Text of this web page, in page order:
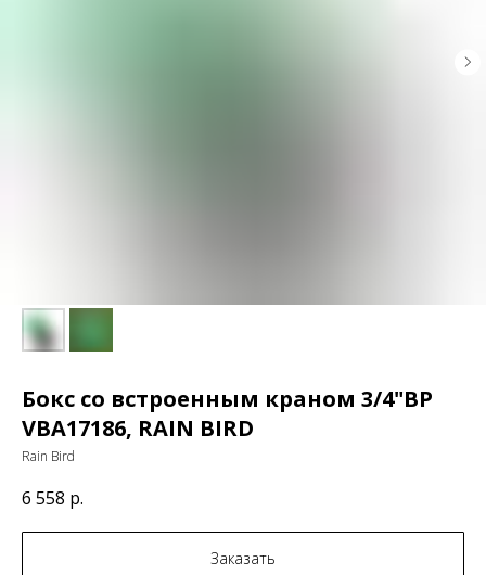
Бокс со встроенным краном 3/4"BP
VBA17186, RAIN BIRD
Rain Bird
6 558 р.
Заказать